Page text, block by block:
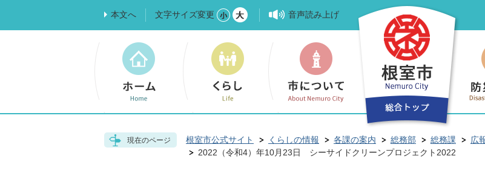
本文へ 文字サイズ変更 音声読み上げ
現在のページ 根室市公式サイト くらしの情報 各課の案内 総務部 総務課 広
2022（令和4）年10月23日 シーサイドクリーンプロジェクト2022